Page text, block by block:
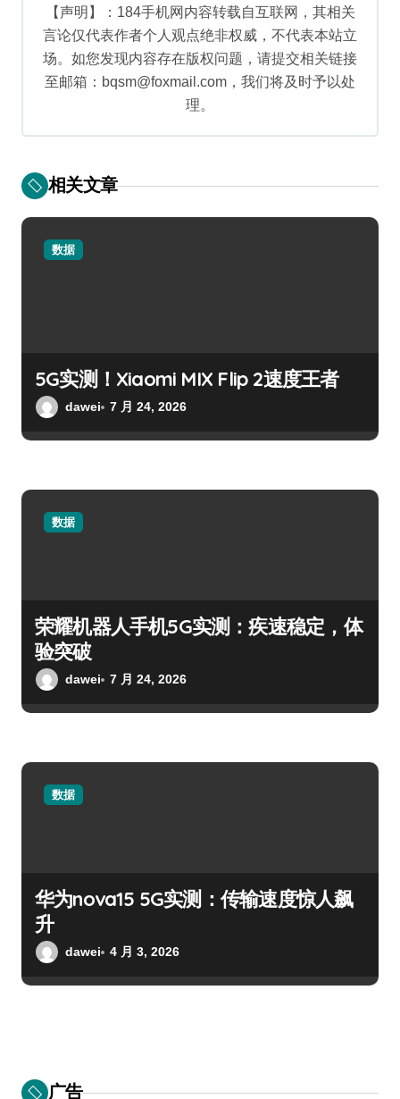
【声明】：184手机网内容转载自互联网，其相关
言论仅代表作者个人观点绝非权威，不代表本站立
场。如您发现内容存在版权问题，请提交相关链接
至邮箱：bqsm@foxmail.com，我们将及时予以处
理。
相关文章
数据
5G实测！Xiaomi MIX Flip 2速度王者
dawei 7 月 24, 2026
数据
荣耀机器人手机5G实测：疾速稳定，体
验突破
dawei 7 月 24, 2026
数据
华为nova15 5G实测：传输速度惊人飙
升
dawei 4 月 3, 2026
广告